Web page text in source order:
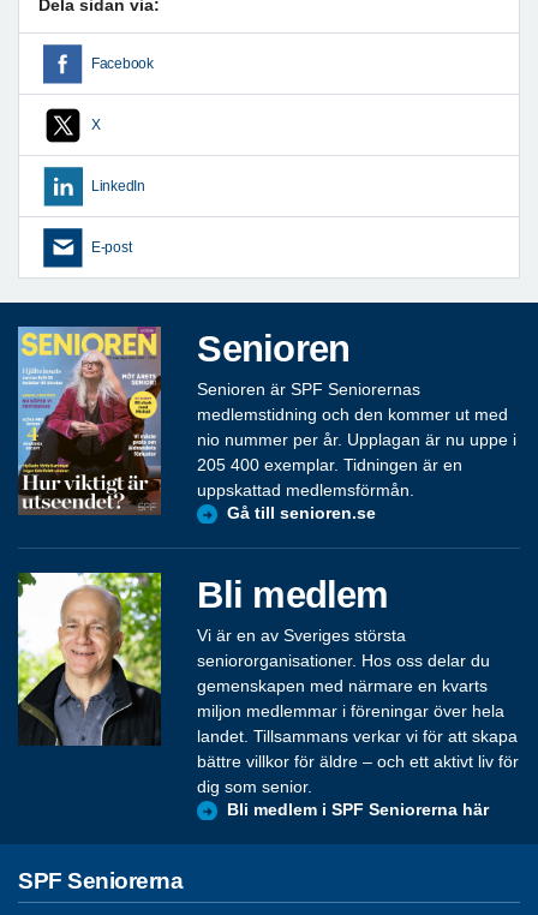
Dela sidan via:
Facebook
X
LinkedIn
E-post
Senioren
Senioren är SPF Seniorernas
medlemstidning och den kommer ut med
nio nummer per år. Upplagan är nu uppe i
205 400 exemplar. Tidningen är en
uppskattad medlemsförmån.
Gå till senioren.se
Bli medlem
Vi är en av Sveriges största
seniororganisationer. Hos oss delar du
gemenskapen med närmare en kvarts
miljon medlemmar i föreningar över hela
landet. Tillsammans verkar vi för att skapa
bättre villkor för äldre – och ett aktivt liv för
dig som senior.
Bli medlem i SPF Seniorerna här
SPF Seniorerna